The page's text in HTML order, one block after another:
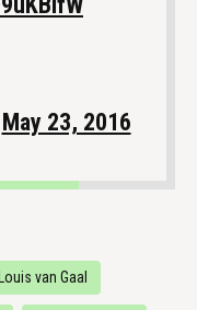
May 23, 2016
Louis van Gaal